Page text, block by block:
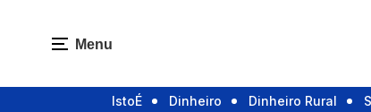
Menu
IstoÉ Dinheiro Dinheiro Rural